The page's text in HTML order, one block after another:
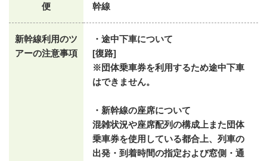
便
幹線
新幹線利用のツ
アーの注意事項
・途中下車について
[復路]
※団体乗車券を利用するため途中下車
はできません。
・新幹線の座席について
混雑状況や座席配列の構成上また団体
乗車券を使用している都合上、列車の
出発・到着時間の指定および窓側・通